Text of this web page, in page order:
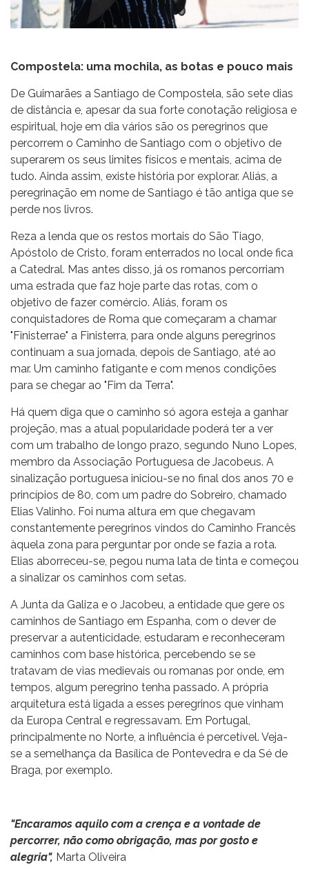
Compostela: uma mochila, as botas e pouco mais
De Guimarães a Santiago de Compostela, são sete dias
de distância e, apesar da sua forte conotação religiosa e
espiritual, hoje em dia vários são os peregrinos que
percorrem o Caminho de Santiago com o objetivo de
superarem os seus limites físicos e mentais, acima de
tudo. Ainda assim, existe história por explorar. Aliás, a
peregrinação em nome de Santiago é tão antiga que se
perde nos livros.
Reza a lenda que os restos mortais do São Tiago,
Apóstolo de Cristo, foram enterrados no local onde fica
a Catedral. Mas antes disso, já os romanos percorriam
uma estrada que faz hoje parte das rotas, com o
objetivo de fazer comércio. Aliás, foram os
conquistadores de Roma que começaram a chamar
"Finisterrae" a Finisterra, para onde alguns peregrinos
continuam a sua jornada, depois de Santiago, até ao
mar. Um caminho fatigante e com menos condições
para se chegar ao "Fim da Terra".
Há quem diga que o caminho só agora esteja a ganhar
projeção, mas a atual popularidade poderá ter a ver
com um trabalho de longo prazo, segundo Nuno Lopes,
membro da Associação Portuguesa de Jacobeus. A
sinalização portuguesa iniciou-se no final dos anos 70 e
princípios de 80, com um padre do Sobreiro, chamado
Elias Valinho. Foi numa altura em que chegavam
constantemente peregrinos vindos do Caminho Francês
àquela zona para perguntar por onde se fazia a rota.
Elias aborreceu-se, pegou numa lata de tinta e começou
a sinalizar os caminhos com setas.
A Junta da Galiza e o Jacobeu, a entidade que gere os
caminhos de Santiago em Espanha, com o dever de
preservar a autenticidade, estudaram e reconheceram
caminhos com base histórica, percebendo se se
tratavam de vias medievais ou romanas por onde, em
tempos, algum peregrino tenha passado. A própria
arquitetura está ligada a esses peregrinos que vinham
da Europa Central e regressavam. Em Portugal,
principalmente no Norte, a influência é percetível. Veja-
se a semelhança da Basílica de Pontevedra e da Sé de
Braga, por exemplo.
"Encaramos aquilo com a crença e a vontade de
percorrer, não como obrigação, mas por gosto e
alegria", Marta Oliveira